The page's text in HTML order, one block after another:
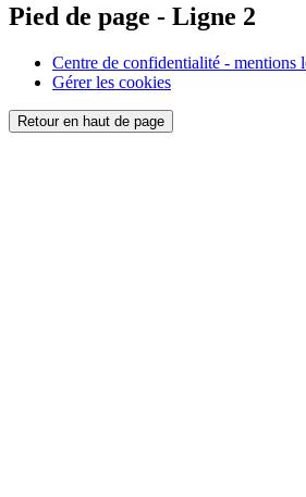
Pied de page - Ligne 2
Centre de confidentialité - mentions
Gérer les cookies
Retour en haut de page